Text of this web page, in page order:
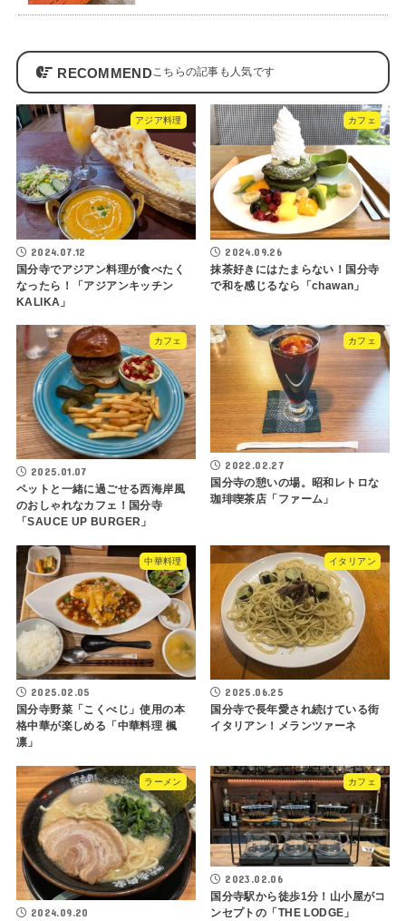
RECOMMEND
アジア料理
2024.07.12
国分寺でアジアン料理が食べたく
なったら！「アジアンキッチン
KALIKA」
カフェ
2024.09.26
抹茶好きにはたまらない！国分寺
で和を感じるなら「chawan」
カフェ
2025.01.07
ペットと一緒に過ごせる西海岸風
のおしゃれなカフェ！国分寺
「SAUCE UP BURGER」
カフェ
2022.02.27
国分寺の憩いの場。昭和レトロな
珈琲喫茶店「ファーム」
中華料理
2025.02.05
国分寺野菜「こくべじ」使用の本
格中華が楽しめる「中華料理 楓
凛」
イタリアン
2025.06.25
国分寺で長年愛され続けている街
イタリアン！メランツァーネ
ラーメン
2024.09.20
カフェ
2023.02.06
国分寺駅から徒歩1分！山小屋がコ
ンセプトの「THE LODGE」